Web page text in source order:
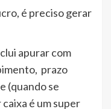
é preciso gerar
apurar com
prazo
(quando se
é um super